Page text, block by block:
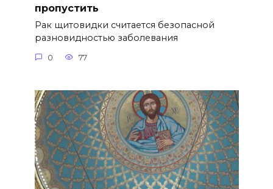
пропустить
Рак щитовидки считается безопасной
разновидностью заболевания
0 77